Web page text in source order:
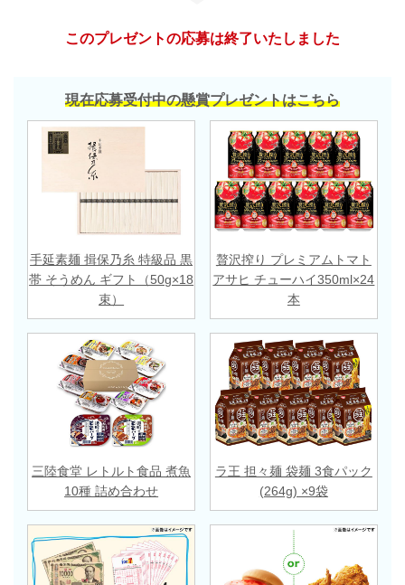
このプレゼントの応募は終了いたしました
現在応募受付中の懸賞プレゼントはこちら
手延素麺 揖保乃糸 特級品 黒
帯 そうめん ギフト（50g×18
束）
贅沢搾り プレミアムトマト
アサヒ チューハイ350ml×24
本
三陸食堂 レトルト食品 煮魚
10種 詰め合わせ
ラ王 担々麺 袋麺 3食パック
(264g) ×9袋